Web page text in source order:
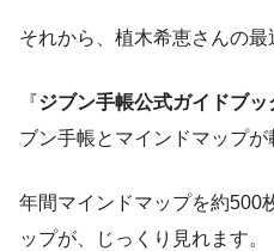
それから、植木希恵さんの最
『ジブン手帳公式ガイドブッ
ブン手帳とマインドマップが
年間マインドマップを約500
ップが、じっくり見れます。